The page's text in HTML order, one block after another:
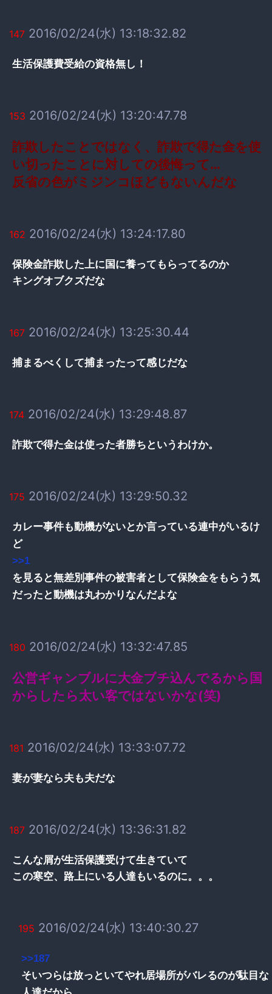
147 2016/02/24(水) 13:18:32.82
生活保護費受給の資格無し！
153 2016/02/24(水) 13:20:47.78
詐欺したことではなく、詐欺で得た金を使
い切ったことに対しての後悔って…
反省の色がミジンコほどもないんだな
162 2016/02/24(水) 13:24:17.80
保険金詐欺した上に国に養ってもらってるのか
キングオブクズだな
167 2016/02/24(水) 13:25:30.44
捕まるべくして捕まったって感じだな
174 2016/02/24(水) 13:29:48.87
詐欺で得た金は使った者勝ちというわけか。
175 2016/02/24(水) 13:29:50.32
カレー事件も動機がないとか言っている連中がいるけ
ど
>>1
を見ると無差別事件の被害者として保険金をもらう気
だったと動機は丸わかりなんだよな
180 2016/02/24(水) 13:32:47.85
公営ギャンブルに大金ブチ込んでるから国
からしたら太い客ではないかな(笑)
181 2016/02/24(水) 13:33:07.72
妻が妻なら夫も夫だな
187 2016/02/24(水) 13:36:31.82
こんな屑が生活保護受けて生きていて
この寒空、路上にいる人達もいるのに。。。
195 2016/02/24(水) 13:40:30.27
>>187
そいつらは放っといてやれ居場所がバレるのが駄目な